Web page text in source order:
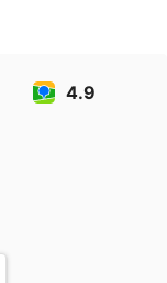
4.9